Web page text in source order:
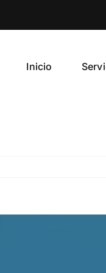
Inicio